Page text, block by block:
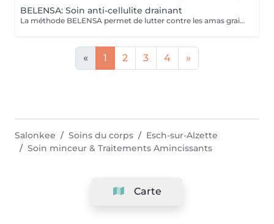
BELENSA: Soin anti-cellulite drainant
La méthode BELENSA permet de lutter contre les amas graisseux localisés en particulier sur les zones de l'abdomen, des cuisses et des hanches et de lisser l'aspect "peau d'orange". Le meilleur résultat est optenu en cure ( 1-2 x par semaine pendant 2-3 semaines puis 1x par semaine -> TOTAL 10 séances) ensuite 1-2 x par mois pour l'entretien.
« 1 2 3 4 »
Carte
Salonkee Soins du corps
Esch-sur-Alzette
Soin minceur & Traitements Amincissants